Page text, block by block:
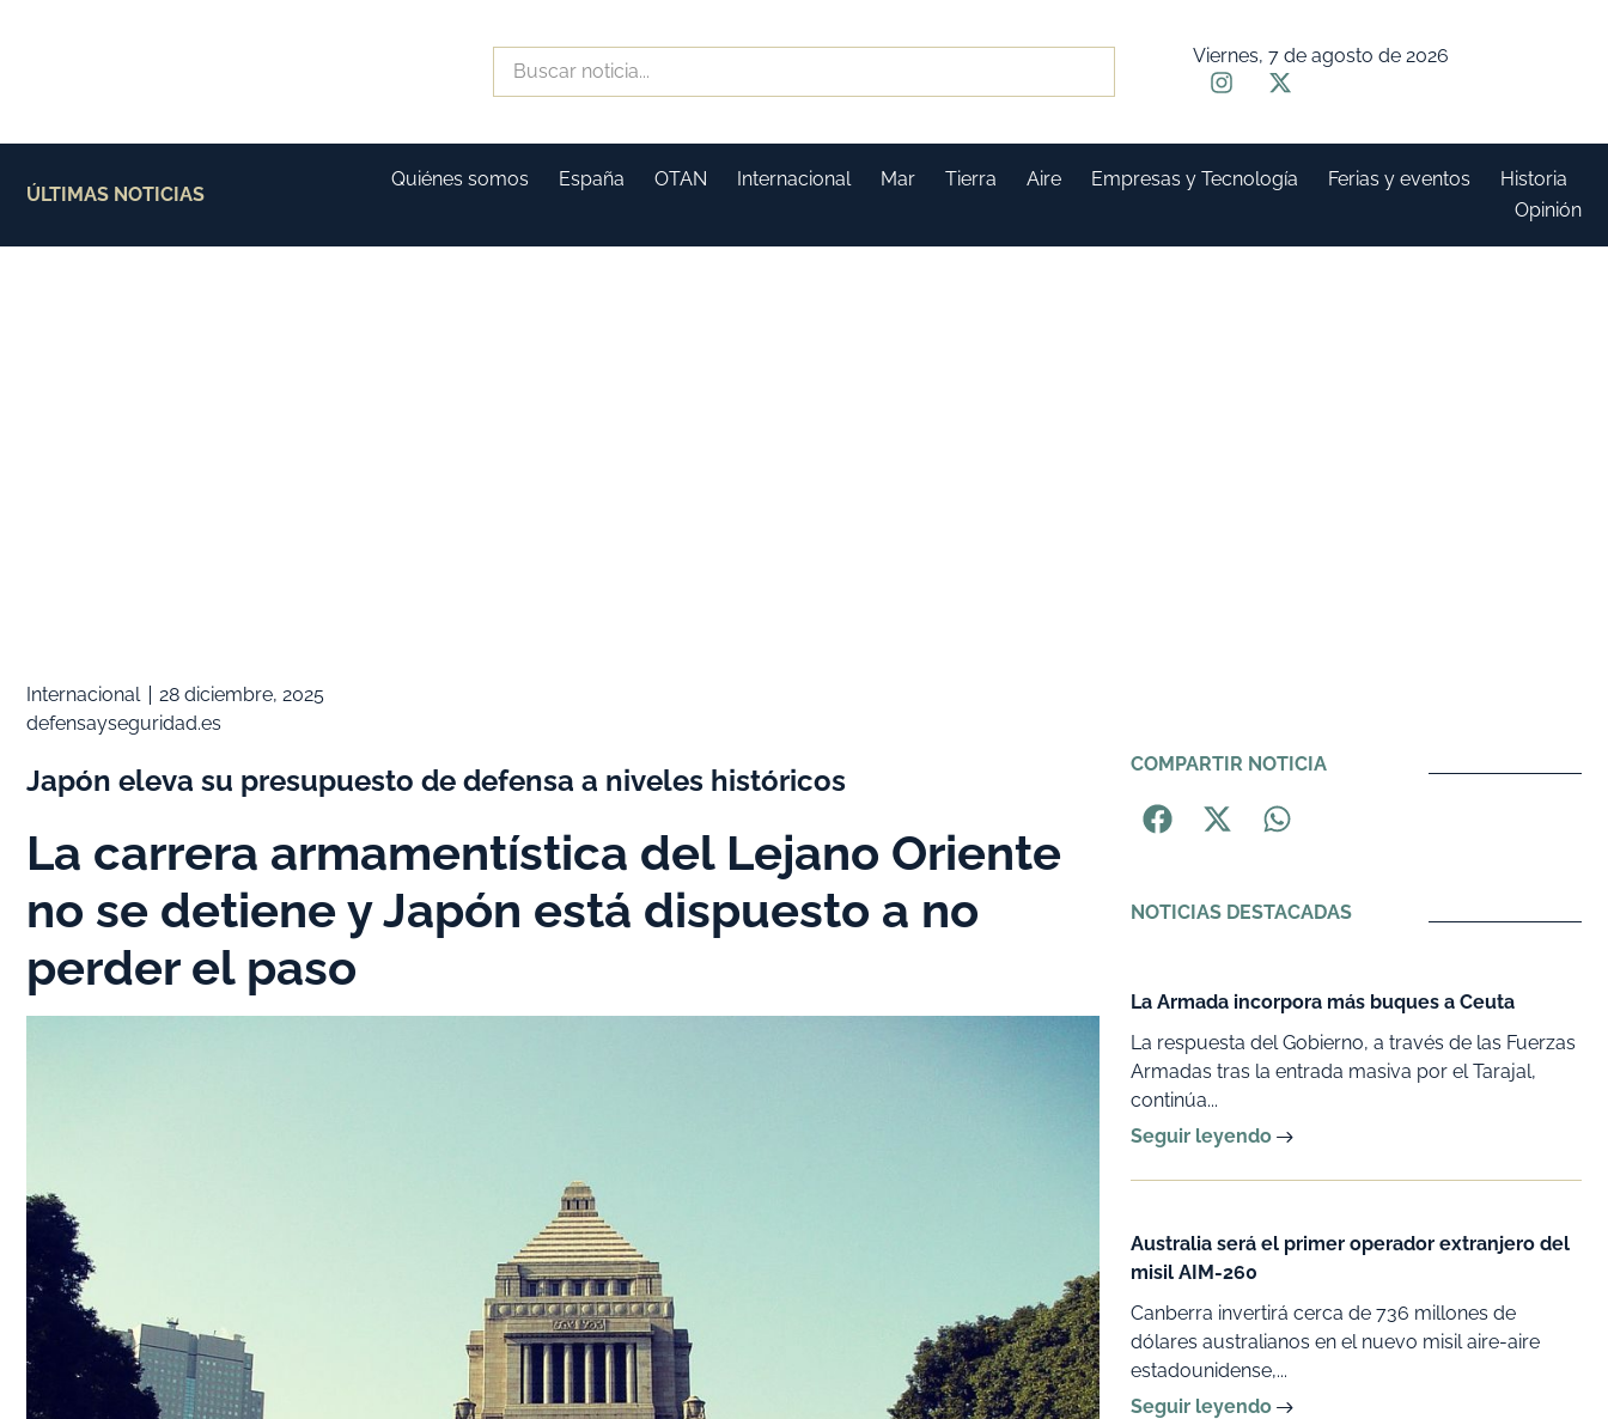
Viernes, 7 de agosto de 2026
ÚLTIMAS NOTICIAS
Quiénes somos España OTAN Internacional Mar Tierra Aire Empresas y Tecnología Ferias y eventos
Historia
Opinión
Internacional
28 diciembre, 2025
defensayseguridad.es
Japón eleva su presupuesto de defensa a niveles históricos
La carrera armamentística del Lejano Oriente
no se detiene y Japón está dispuesto a no
perder el paso
COMPARTIR NOTICIA
NOTICIAS DESTACADAS
La Armada incorpora más buques a Ceuta
La respuesta del Gobierno, a través de las Fuerzas
Armadas tras la entrada masiva por el Tarajal,
continúa...
Seguir leyendo
Australia será el primer operador extranjero del
misil AIM-260
Canberra invertirá cerca de 736 millones de
dólares australianos en el nuevo misil aire-aire
estadounidense,...
Seguir leyendo